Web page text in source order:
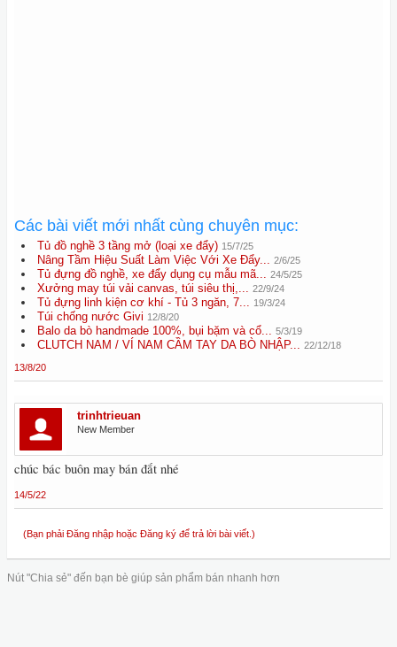
Các bài viết mới nhất cùng chuyên mục:
Tủ đồ nghề 3 tầng mở (loại xe đẩy) 15/7/25
Nâng Tầm Hiệu Suất Làm Việc Với Xe Đẩy... 2/6/25
Tủ đựng đồ nghề, xe đẩy dụng cụ mẫu mã... 24/5/25
Xưởng may túi vải canvas, túi siêu thị,... 22/9/24
Tủ đựng linh kiện cơ khí - Tủ 3 ngăn, 7... 19/3/24
Túi chống nước Givi 12/8/20
Balo da bò handmade 100%, bụi bặm và cổ... 5/3/19
CLUTCH NAM / VÍ NAM CẦM TAY DA BÒ NHẬP... 22/12/18
13/8/20
trinhtrieuan
New Member
chúc bác buôn may bán đắt nhé
14/5/22
(Bạn phải Đăng nhập hoặc Đăng ký để trả lời bài viết.)
Nút "Chia sẻ" đến bạn bè giúp sản phẩm bán nhanh hơn